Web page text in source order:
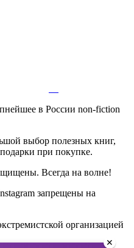
в России non-fiction
выбор полезных книг,
при покупке.
Всегда на волне!
запрещены на
организацией
✕